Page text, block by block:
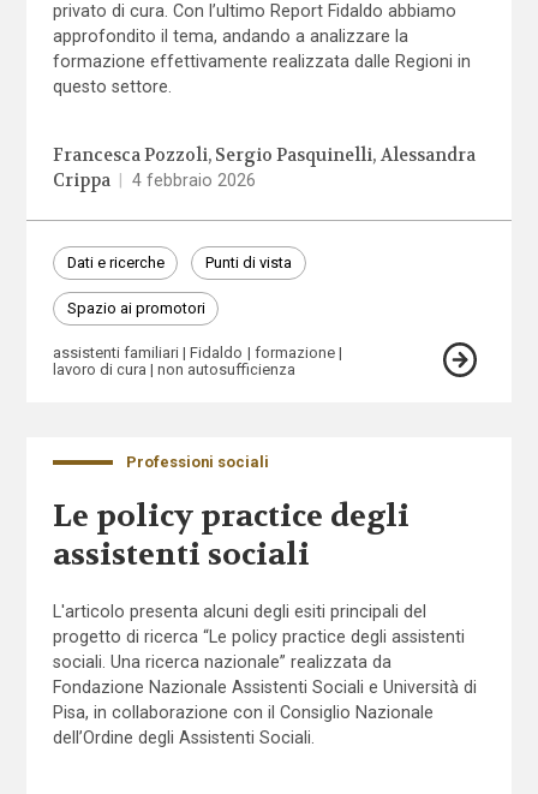
privato di cura. Con l’ultimo Report Fidaldo abbiamo
approfondito il tema, andando a analizzare la
formazione effettivamente realizzata dalle Regioni in
questo settore.
Francesca Pozzoli Sergio Pasquinelli Alessandra
Crippa
4 febbraio 2026
Dati e ricerche Punti di vista
Spazio ai promotori
assistenti familiari Fidaldo
formazione
lavoro di cura
non autosufficienza
Professioni sociali
Le policy practice degli
assistenti sociali
L'articolo presenta alcuni degli esiti principali del
progetto di ricerca “Le policy practice degli assistenti
sociali. Una ricerca nazionale” realizzata da
Fondazione Nazionale Assistenti Sociali e Università di
Pisa, in collaborazione con il Consiglio Nazionale
dell’Ordine degli Assistenti Sociali.